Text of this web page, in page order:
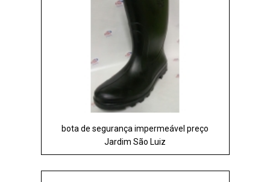
bota de segurança impermeável preço
Jardim São Luiz